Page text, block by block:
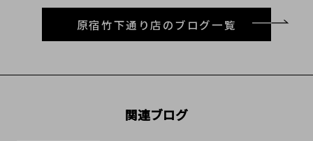
原宿竹下通り店のブログ一覧
関連ブログ